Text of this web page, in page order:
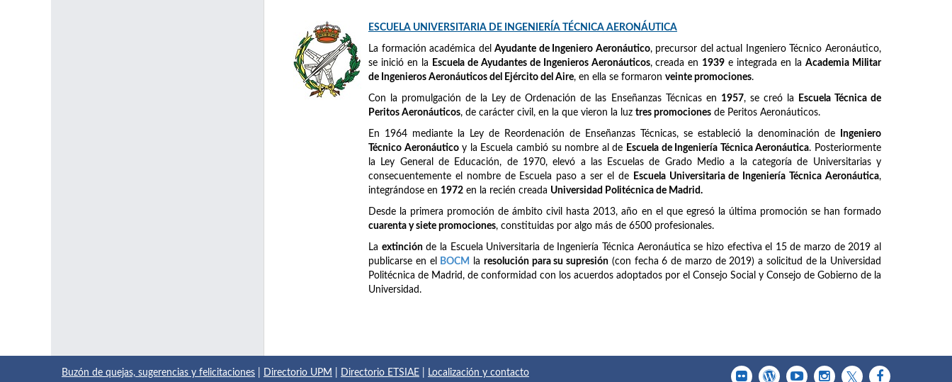
ESCUELA UNIVERSITARIA DE INGENIERÍA TÉCNICA AERONÁUTICA
La formación académica delAyudante de Ingeniero Aeronáutico, precursor del actual Ingeniero Técnico Aeronáutico,
se inició en la
Escuela de Ayudantes de Ingenieros Aeronáuticos, creada en 1939 e integrada en laAcademia Militar
de Ingenieros Aeronáuticos del Ejército del Aire, en ella se formaron veinte promociones.
Con la promulgación de la Ley de Ordenación de las Enseñanzas Técnicas en 1957, se creó la
Escuela Técnica de
Peritos Aeronáuticos, de carácter civil, en la que vieron la luz tres promociones de Peritos Aeronáuticos.
En 1964 mediante la Ley de Reordenación de Enseñanzas Técnicas, se estableció la denominación de
Ingeniero
Técnico Aeronáuticoy la Escuela cambió su nombre al de Escuela de Ingeniería Técnica Aeronáutica. Posteriormente
la Ley General de Educación, de 1970, elevó a las Escuelas de Grado Medio a la categoría de Universitarias y
consecuentemente el nombre de Escuela paso a ser el de
Escuela Universitaria de Ingeniería Técnica Aeronáutica,
integrándose en 1972 en la recién creada Universidad Politécnica de Madrid.
Desde la primera promoción de ámbito civil hasta 2013, año en el que egresó la última promoción se han formado
cuarenta y siete promociones, constituidas por algo más de 6500 profesionales.
La extinciónde la Escuela Universitaria de Ingeniería Técnica Aeronáutica se hizo efectiva el 15 de marzo de 2019 al
publicarse en el
BOCM la resolución para su supresión (con fecha 6 de marzo de 2019) a solicitud de la Universidad
Politécnica de Madrid, de conformidad con los acuerdos adoptados por el Consejo Social y Consejo de Gobierno de la
Universidad.
Buzón de quejas, sugerencias y felicitaciones Directorio UPM Directorio ETSIAE Localización y contacto